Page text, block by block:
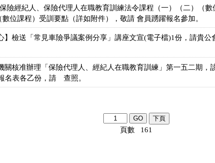
險經紀人、保險代理人在職教育訓練法令課程（一）（二）（
位課程）受訓要點（詳如附件），敬請 會員踴躍報名參加。
】檢送「常見車險爭議案例分享」講座文宣(電子檔)1份，請貴
關核准辦理「保險代理人、經紀人在職教育訓練」第一五二期，
名表各乙份，請 查照。
頁數 161